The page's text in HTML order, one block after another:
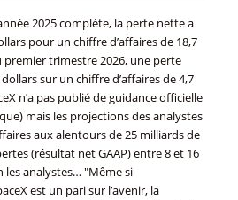
2025 complète, la perte nette a
pour un chiffre d’affaires de 18,7
premier trimestre 2026, une perte
sur un chiffre d’affaires de 4,7
n’a pas publié de guidance officielle
mais les projections des analystes
aux alentours de 25 milliards de
(résultat net GAAP) entre 8 et 16
les analystes… "Même si
est un pari sur l’avenir, la